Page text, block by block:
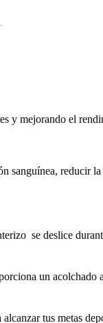
y mejorando el
sanguínea, reducir
se deslice
un
tus metas